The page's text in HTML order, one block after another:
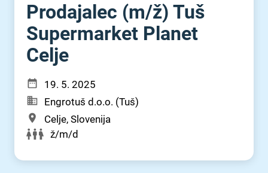
Prodajalec (m⁠/⁠ž) Tuš
Supermarket Planet
Celje
19. 5. 2025
Engrotuš d.o.o. (Tuš)
Celje, Slovenija
ž/m/d